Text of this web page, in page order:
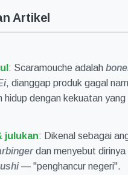
Artikel
: Scaramouche adalah
, dianggap produk gagal
hidup dengan kekuatan yang
julukan: Dikenal sebagai
dan menyebut dirinya
— "penghancur negeri".